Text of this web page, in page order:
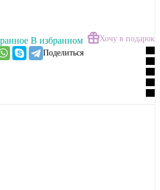
В избранном
Хочу в подарок
Поделиться